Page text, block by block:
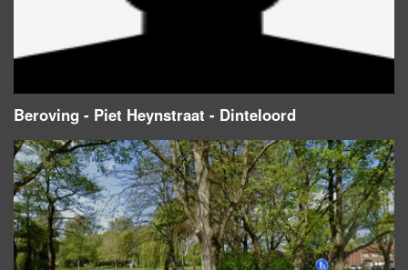
Beroving - Piet Heynstraat - Dinteloord